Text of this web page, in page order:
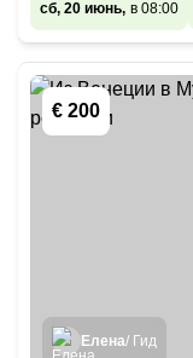
сб, 20 июнь, в 08:00
€ 200
Елена/ Гид